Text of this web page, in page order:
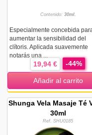
Contenido: 30ml.
Especialmente concebida
aumentar la sensibilidad del
clítoris. Aplicada suavemente
notarás una ...
19,94 € -44%
Añadir al carrito
Shunga Vela Masaje Té
30ml
Ref. SHU0185